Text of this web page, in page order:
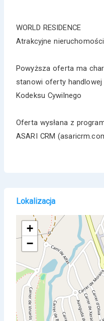
WORLD RESIDENCE
Atrakcyjne
Powyższa oferta ma
stanowi oferty
Kodeksu Cywilnego
Oferta wysłana z
ASARI CRM
Lokalizacja
+
−